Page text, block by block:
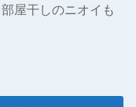
屋干しのニオイも